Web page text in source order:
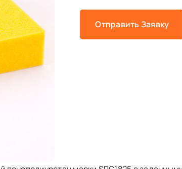
Отправить Заявку